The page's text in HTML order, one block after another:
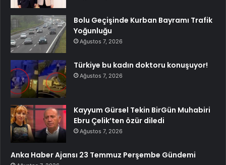
Bolu Geçişinde Kurban Bayramı Trafik
Yoğunluğu
Ağustos 7, 2026
Türkiye bu kadın doktoru konuşuyor!
Ağustos 7, 2026
Kayyum Gürsel Tekin BirGün Muhabiri
Ebru Çelik’ten özür diledi
Ağustos 7, 2026
Anka Haber Ajansı 23 Temmuz Perşembe Gündemi